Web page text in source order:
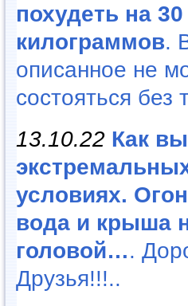
похудеть на 30
килограммов.
описанное не
состояться без
13.10.22 Как
условиях.
вода и крыша
головой….
Друзья!!!..